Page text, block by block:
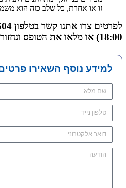
זו או אחרת, כל שלב כזה הוא
18:00) או מלאו את הטופס ונחזור אליכם בהקדם
למידע נוסף השאירו